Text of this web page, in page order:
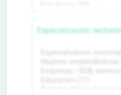
Especialización sectorial